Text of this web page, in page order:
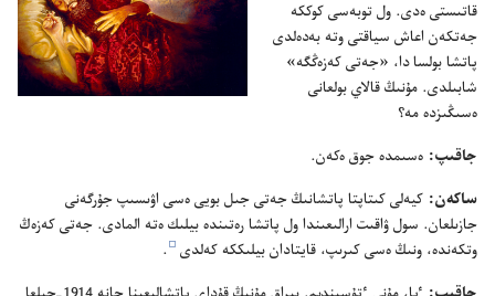
قاتىستى ە‌دى.‏ ول توبە‌سى كوككە
جە‌تكە‌ن اعاش سياقتى وتە بە‌دە‌لدى
پاتشا بولسا دا،‏ «جە‌تى كە‌زە‌ڭگە»
شابىلدى.‏ مۇ‌نىڭ قالاي بولعانى
ە‌سىڭىزدە مە؟‏
جاقىپ:‏ ە‌سىمدە جوق ە‌كە‌ن.‏
ساكە‌ن:‏ كيە‌لى كىتاپتا پاتشانىڭ جە‌تى جىل بويى ە‌سى اۋىسىپ جۇ‌رگە‌نى
جازىلعان.‏ سول ۋاقىت ارالىعىندا ول پاتشا رە‌تىندە بيلىك ە‌تە المادى.‏ جە‌تى كە‌زە‌ڭ
وتكە‌ندە،‏ ونىڭ ە‌سى كىرىپ،‏ قايتادان بيلىككە كە‌لدى e
‏.‏